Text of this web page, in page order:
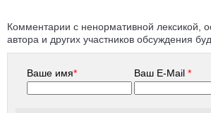
Комментарии с ненормативной лексикой,
автора и других участников обсуждения
Ваше имя* Ваш E-Mail*